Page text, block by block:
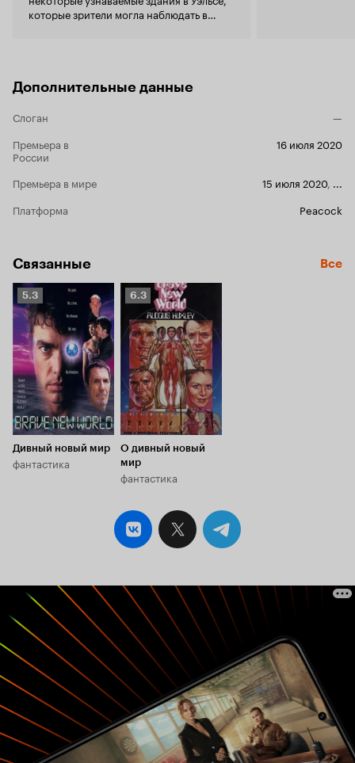
которые зрители могла наблюдать в
Дополнительные данные
Слоган
—
Премьера в
России
16 июля 2020
Премьера в мире 15 июля 2020,
Платформа
Peacock
Связанные Все
Рейтинг
Кинопоиска
5.3
5.3
Дивный новый мир
фантастика
Рейтинг
Кинопоиска
6.3
6.3
О дивный новый
мир
фантастика